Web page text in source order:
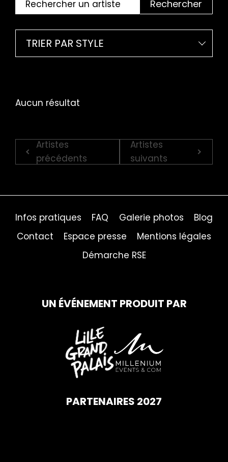
Rechercher
TRIER PAR STYLE
Aucun résultat
Artistes
précédents
Artistes
suivants
Infos pratiques FAQ Galerie photos
Blog
Contact
Espace presse
Mentions légales
Démarche RSE
UN ÉVÉNEMENT PRODUIT PAR
PARTENAIRES 2027